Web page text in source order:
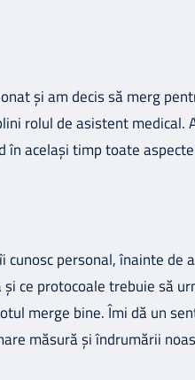
și am decis să merg
rolul de asistent medical.
același timp toate
personal, înainte de
ce protocoale trebuie să
merge bine. Îmi dă un
măsură și îndrumării